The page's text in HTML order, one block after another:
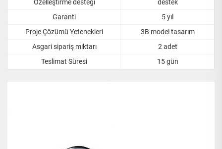
Özelleştirme desteği
destek
Garanti
5 yıl
Proje Çözümü Yetenekleri
3B model tasarım
Asgari sipariş miktarı
2 adet
Teslimat Süresi
15 gün